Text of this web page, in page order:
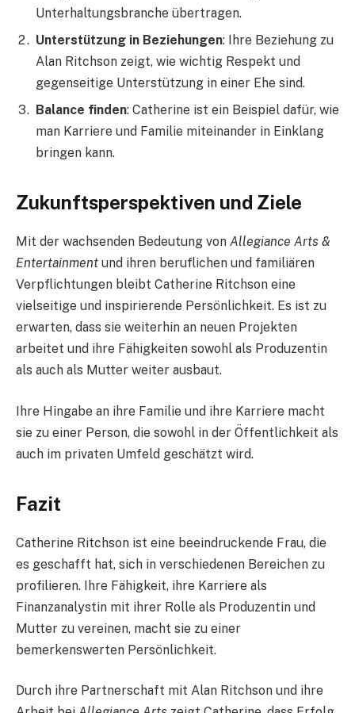
Unterhaltungsbranche übertragen.
Unterstützung in Beziehungen: Ihre Beziehung zu
Alan Ritchson zeigt, wie wichtig Respekt und
gegenseitige Unterstützung in einer Ehe sind.
Balance finden: Catherine ist ein Beispiel dafür, wie
man Karriere und Familie miteinander in Einklang
bringen kann.
Zukunftsperspektiven und Ziele
Mit der wachsenden Bedeutung von Allegiance Arts &
Entertainment und ihren beruflichen und familiären
Verpflichtungen bleibt Catherine Ritchson eine
vielseitige und inspirierende Persönlichkeit. Es ist zu
erwarten, dass sie weiterhin an neuen Projekten
arbeitet und ihre Fähigkeiten sowohl als Produzentin
als auch als Mutter weiter ausbaut.
Ihre Hingabe an ihre Familie und ihre Karriere macht
sie zu einer Person, die sowohl in der Öffentlichkeit als
auch im privaten Umfeld geschätzt wird.
Fazit
Catherine Ritchson ist eine beeindruckende Frau, die
es geschafft hat, sich in verschiedenen Bereichen zu
profilieren. Ihre Fähigkeit, ihre Karriere als
Finanzanalystin mit ihrer Rolle als Produzentin und
Mutter zu vereinen, macht sie zu einer
bemerkenswerten Persönlichkeit.
Durch ihre Partnerschaft mit Alan Ritchson und ihre